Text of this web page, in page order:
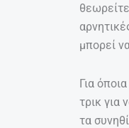
μπορεί
Για
τρικ για
τα